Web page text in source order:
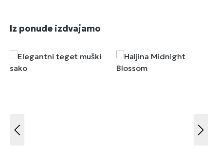
Preskoči galeriju proizvoda
Iz ponude izdvajamo